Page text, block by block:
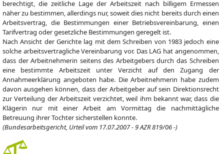
berechtigt, die zeitliche Lage der Arbeitszeit nach billigem Ermessen
näher zu bestimmen, allerdings nur, soweit dies nicht bereits durch einen
Arbeitsvertrag, die Bestimmungen einer Betriebsvereinbarung, einen
Tarifvertrag oder gesetzliche Bestimmungen geregelt ist.
Nach Ansicht der Gerichte lag mit dem Schreiben von 1983 jedoch eine
solche arbeitsvertragliche Vereinbarung vor. Das LAG hat angenommen,
dass der Arbeitnehmerin seitens des Arbeitgebers durch das Schreiben
eine bestimmte Arbeitszeit unter Verzicht auf den Zugang der
Annahmeerklärung angeboten habe. Die Arbeitnehmerin habe zudem
davon ausgehen können, dass der Arbeitgeber auf sein Direktionsrecht
zur Verteilung der Arbeitszeit verzichtet, weil ihm bekannt war, dass die
Klägerin nur mit einer Arbeit am Vormittag die nachmittägliche
Betreuung ihrer Tochter sicherstellen konnte.
(Bundesarbeitsgericht, Urteil vom 17.07.2007 - 9 AZR 819/06 -)